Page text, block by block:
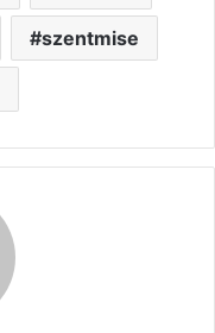
szentmise